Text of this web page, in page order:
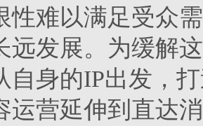
性难以满足受众
远发展。为缓解
自身的IP出发，
运营延伸到直达